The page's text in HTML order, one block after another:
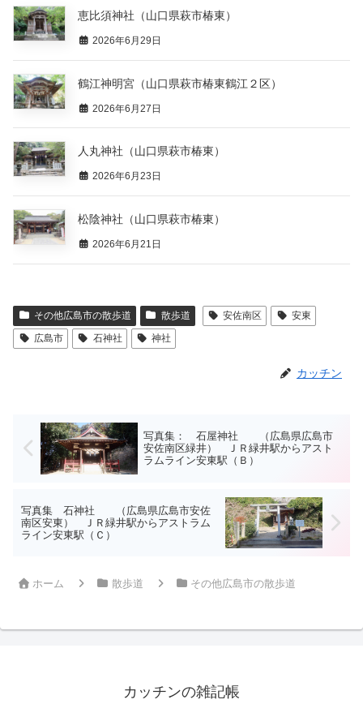
恵比須神社（山口県萩市椿東）
2026年6月29日
鶴江神明宮（山口県萩市椿東鶴江２区）
2026年6月27日
人丸神社（山口県萩市椿東）
2026年6月23日
松陰神社（山口県萩市椿東）
2026年6月21日
その他広島市の散歩道 散歩道 安佐南区
安東
広島市
石神社 神社
カッチン
写真集： 石屋神社 （広島県広島市
安佐南区緑井） ＪＲ緑井駅からアスト
ラムライン安東駅（Ｂ）
写真集 石神社 （広島県広島市安佐
南区安東） ＪＲ緑井駅からアストラム
ライン安東駅（Ｃ）
ホーム 散歩道 その他広島市の散歩道
カッチンの雑記帳